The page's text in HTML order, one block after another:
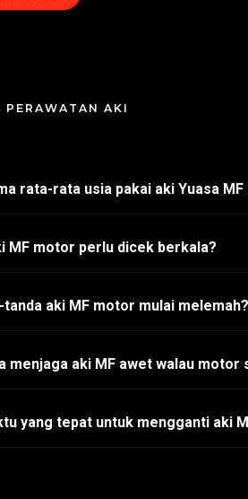
PERAWATAN AKI
rata-rata usia pakai aki Yuasa
MF motor perlu dicek berkala?
tanda aki MF motor mulai melemah?
menjaga aki MF awet walau
yang tepat untuk mengganti aki